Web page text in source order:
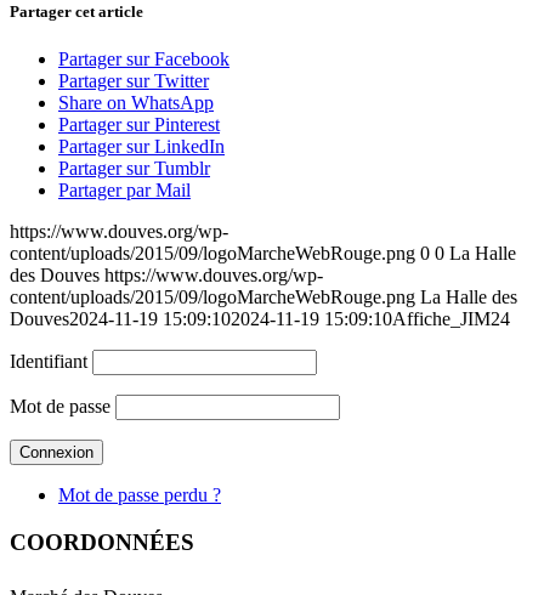
Partager cet article
Partager sur Facebook
Partager sur Twitter
Share on WhatsApp
Partager sur Pinterest
Partager sur LinkedIn
Partager sur Tumblr
Partager par Mail
https://www.douves.org/wp-
content/uploads/2015/09/logoMarcheWebRouge.png 0 0 La Halle
des Douves https://www.douves.org/wp-
content/uploads/2015/09/logoMarcheWebRouge.png La Halle des
Douves2024-11-19 15:09:102024-11-19 15:09:10Affiche_JIM24
Identifiant
Mot de passe
Mot de passe perdu ?
COORDONNÉES